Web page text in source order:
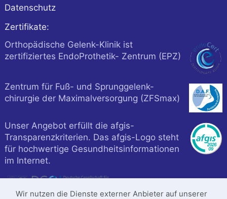
Datenschutz
Zertifikate:
Orthopädische Gelenk-Klinik ist
zertifiziertes EndoProthetik- Zentrum (EPZ)
Zentrum für Fuß- und Sprunggelenk-
chirurgie der Maximalversorgung (ZFSmax)
Unser Angebot erfüllt die afgis-
Transparenzkriterien. Das afgis-Logo steht
für hochwertige Gesundheitsinformationen
im Internet.
Wir nutzen die Dienste externer Anbieter auf unserer